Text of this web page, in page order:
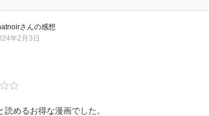
さんの感想
年2月3日
読めるお得な漫画でした。